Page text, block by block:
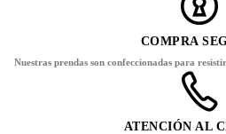
COMPRA
Nuestras prendas son confeccionadas para
ATENCIÓN AL